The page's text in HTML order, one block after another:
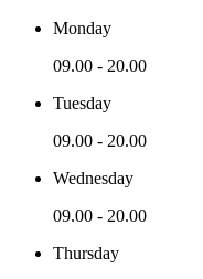
Monday
09.00 - 20.00
Tuesday
09.00 - 20.00
Wednesday
09.00 - 20.00
Thursday